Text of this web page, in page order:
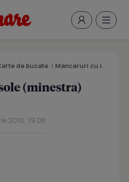
de bucate / Mancaruri cu legume si zarzavaturi
(minestra)
2010, 19:08